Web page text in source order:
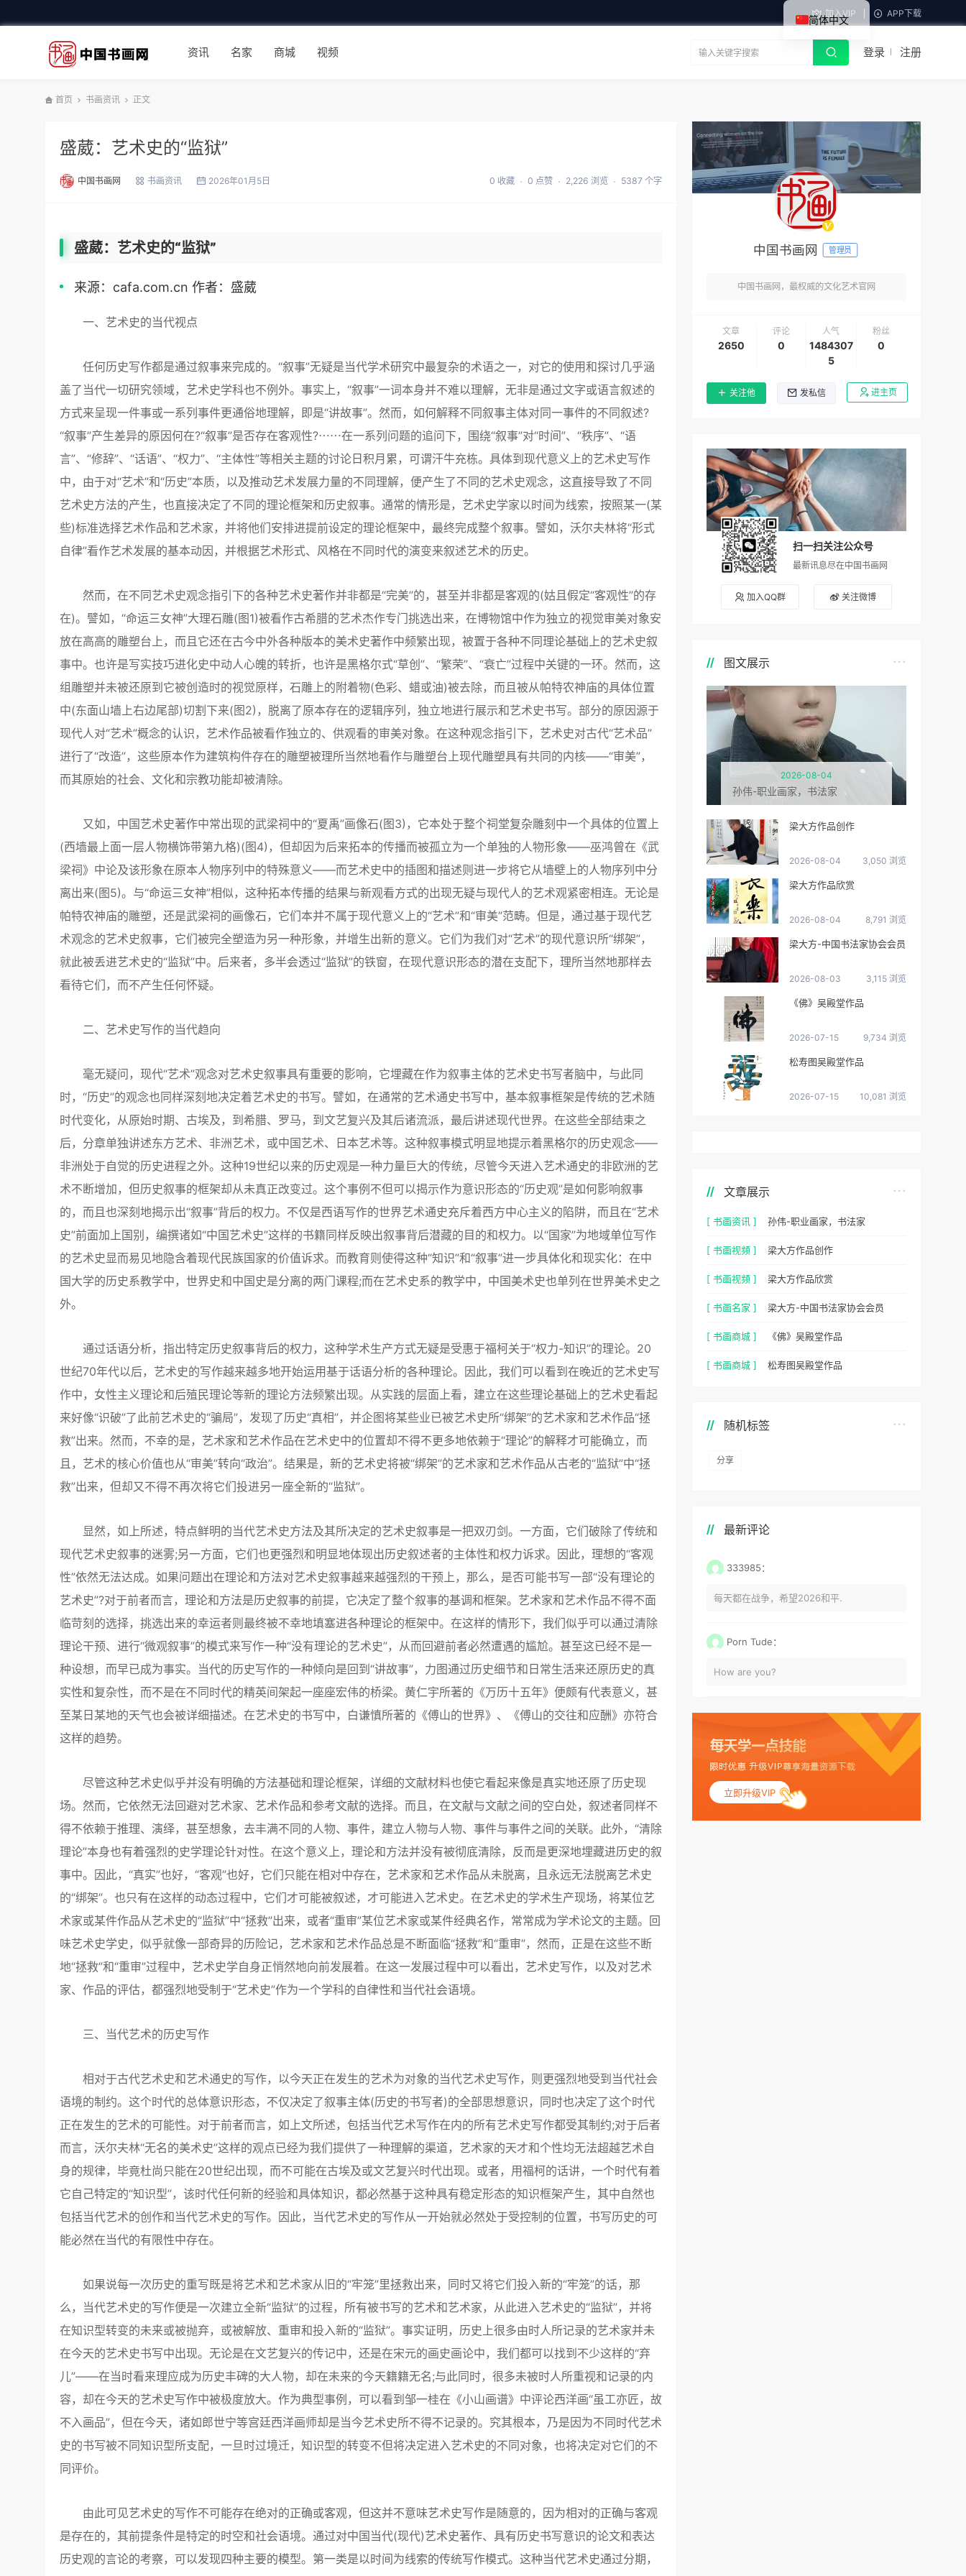
加入VIP APP下载
资讯 名家 商城 视频 登录 注册
首页 书画资讯 正文
盛葳：艺术史的“监狱”
中国书画网 书画资讯 2026年01月5日 0 收藏 0 点赞 2,226 浏览 5387 个字
盛葳：艺术史的“监狱”
来源：cafa.com.cn 作者：盛葳
一、艺术史的当代视点
任何历史写作都是通过叙事来完成的。“叙事”无疑是当代学术研究中最复杂的术语之一，对它的使用和探讨几乎涵
盖了当代一切研究领域，艺术史学科也不例外。事实上，“叙事”一词本身并不难以理解，无非是通过文字或语言叙述的
方式来呈现一件事或一系列事件更通俗地理解，即是“讲故事”。然而，如何解释不同叙事主体对同一事件的不同叙述?
“叙事”产生差异的原因何在?“叙事”是否存在客观性?⋯⋯在一系列问题的追问下，围绕“叙事”对“时间”、“秩序”、“语
言”、“修辞”、“话语”、“权力”、“主体性”等相关主题的讨论日积月累，可谓汗牛充栋。具体到现代意义上的艺术史写作
中，由于对“艺术”和“历史”本质，以及推动艺术发展力量的不同理解，便产生了不同的艺术史观念，这直接导致了不同
艺术史方法的产生，也直接决定了不同的理论框架和历史叙事。通常的情形是，艺术史学家以时间为线索，按照某一(某
些)标准选择艺术作品和艺术家，并将他们安排进提前设定的理论框架中，最终完成整个叙事。譬如，沃尔夫林将“形式
自律”看作艺术发展的基本动因，并根据艺术形式、风格在不同时代的演变来叙述艺术的历史。
然而，在不同艺术史观念指引下的各种艺术史著作并非都是“完美”的，甚至并非都是客观的(姑且假定“客观性”的存
在)。譬如，“命运三女神”大理石雕(图1)被看作古希腊的艺术杰作专门挑选出来，在博物馆中作为独立的视觉审美对象安
放在高高的雕塑台上，而且它还在古今中外各种版本的美术史著作中频繁出现，被置于各种不同理论基础上的艺术史叙
事中。也许是写实技巧进化史中动人心魄的转折，也许是黑格尔式“草创”、“繁荣”、“衰亡”过程中关键的一环。然而，这
组雕塑并未被还原到它被创造时的视觉原样，石雕上的附着物(色彩、蜡或油)被去除，而且被从帕特农神庙的具体位置
中(东面山墙上右边尾部)切割下来(图2)，脱离了原本存在的逻辑序列，独立地进行展示和艺术史书写。部分的原因源于
现代人对“艺术”概念的认识，艺术作品被看作独立的、供观看的审美对象。在这种观念指引下，艺术史对古代“艺术品”
进行了“改造”，这些原本作为建筑构件存在的雕塑被理所当然地看作与雕塑台上现代雕塑具有共同的内核——“审美”，
而其原始的社会、文化和宗教功能却被清除。
又如，中国艺术史著作中常出现的武梁祠中的“夏禹”画像石(图3)，它本处于整个祠堂复杂雕刻中一个具体的位置上
(西墙最上面一层人物横饰带第九格)(图4)，但却因为后来拓本的传播而被孤立为一个单独的人物形象——巫鸿曾在《武
梁祠》中论及该形象在原本人物序列中的特殊意义——而艺术史中的插图和描述则进一步将它从墙壁上的人物序列中分
离出来(图5)。与“命运三女神”相似，这种拓本传播的结果与新观看方式的出现无疑与现代人的艺术观紧密相连。无论是
帕特农神庙的雕塑，还是武梁祠的画像石，它们本并不属于现代意义上的“艺术”和“审美”范畴。但是，通过基于现代艺
术观念的艺术史叙事，它们被完全塑造为另一种形象，并增生出新的意义。它们为我们对“艺术”的现代意识所“绑架”，
就此被丢进艺术史的“监狱”中。后来者，多半会透过“监狱”的铁窗，在现代意识形态的潜在支配下，理所当然地那样去
看待它们，而不产生任何怀疑。
二、艺术史写作的当代趋向
毫无疑问，现代“艺术”观念对艺术史叙事具有重要的影响，它埋藏在作为叙事主体的艺术史书写者脑中，与此同
时，“历史”的观念也同样深刻地决定着艺术史的书写。譬如，在通常的艺术通史书写中，基本叙事框架是传统的艺术随
时代变化，从原始时期、古埃及，到希腊、罗马，到文艺复兴及其后诸流派，最后讲述现代世界。在这些全部结束之
后，分章单独讲述东方艺术、非洲艺术，或中国艺术、日本艺术等。这种叙事模式明显地提示着黑格尔的历史观念——
非洲处于自觉的历史进程之外。这种19世纪以来的历史观是一种力量巨大的传统，尽管今天进入艺术通史的非欧洲的艺
术不断增加，但历史叙事的框架却从未真正改变过。这个事例不但可以揭示作为意识形态的“历史观”是如何影响叙事
的，而且也深刻地揭示出“叙事”背后的权力。不仅是西语写作的世界艺术通史充斥着西方中心主义的陷阱，而且在“艺术
史”前面加上国别，编撰诸如“中国艺术史”这样的书籍同样反映出叙事背后潜藏的目的和权力。以“国家”为地域单位写作
的艺术史显而易见地隐含着现代民族国家的价值诉求。而教育则使得这种“知识”和“叙事”进一步具体化和现实化：在中
国大学的历史系教学中，世界史和中国史是分离的两门课程;而在艺术史系的教学中，中国美术史也单列在世界美术史之
外。
通过话语分析，指出特定历史叙事背后的权力，这种学术生产方式无疑是受惠于福柯关于“权力-知识”的理论。20
世纪70年代以后，艺术史的写作越来越多地开始运用基于话语分析的各种理论。因此，我们可以看到在晚近的艺术史写
作中，女性主义理论和后殖民理论等新的理论方法频繁出现。从实践的层面上看，建立在这些理论基础上的艺术史看起
来好像“识破”了此前艺术史的“骗局”，发现了历史“真相”，并企图将某些业已被艺术史所“绑架”的艺术家和艺术作品“拯
救”出来。然而，不幸的是，艺术家和艺术作品在艺术史中的位置却不得不更多地依赖于“理论”的解释才可能确立，而
且，艺术的核心价值也从“审美”转向“政治”。结果是，新的艺术史将被“绑架”的艺术家和艺术作品从古老的“监狱”中“拯
救”出来，但却又不得不再次将它们投进另一座全新的“监狱”。
显然，如上所述，特点鲜明的当代艺术史方法及其所决定的艺术史叙事是一把双刃剑。一方面，它们破除了传统和
现代艺术史叙事的迷雾;另一方面，它们也更强烈和明显地体现出历史叙述者的主体性和权力诉求。因此，理想的“客观
性”依然无法达成。如果问题出在理论和方法对艺术史叙事越来越强烈的干预上，那么，是否可能书写一部“没有理论的
艺术史”?对于前者而言，理论和方法是历史叙事的前提，它决定了整个叙事的基调和框架。艺术家和艺术作品不得不面
临苛刻的选择，挑选出来的幸运者则最终被不幸地填塞进各种理论的框架中。在这样的情形下，我们似乎可以通过清除
理论干预、进行“微观叙事”的模式来写作一种“没有理论的艺术史”，从而回避前者必然遭遇的尴尬。甚至这已经不是一
种设想，而早已成为事实。当代的历史写作的一种倾向是回到“讲故事”，力图通过历史细节和日常生活来还原历史的真
实性和复杂性，而不是在不同时代的精英间架起一座座宏伟的桥梁。黄仁宇所著的《万历十五年》便颇有代表意义，甚
至某日某地的天气也会被详细描述。在艺术史的书写中，白谦慎所著的《傅山的世界》、《傅山的交往和应酬》亦符合
这样的趋势。
尽管这种艺术史似乎并没有明确的方法基础和理论框架，详细的文献材料也使它看起来像是真实地还原了历史现
场。然而，它依然无法回避对艺术家、艺术作品和参考文献的选择。而且，在文献与文献之间的空白处，叙述者同样不
得不依赖于推理、演绎，甚至想象，去丰满不同的人物、事件，建立人物与人物、事件与事件之间的关联。此外，“清除
理论”本身也有着强烈的史学理论针对性。在这个意义上，理论和方法并没有被彻底清除，反而是更深地埋藏进历史的叙
事中。因此，“真实”也好，“客观”也好，它们只能在相对中存在，艺术家和艺术作品从未脱离，且永远无法脱离艺术史
的“绑架”。也只有在这样的动态过程中，它们才可能被叙述，才可能进入艺术史。在艺术史的学术生产现场，将某位艺
术家或某件作品从艺术史的“监狱”中“拯救”出来，或者“重审”某位艺术家或某件经典名作，常常成为学术论文的主题。回
味艺术史学史，似乎就像一部奇异的历险记，艺术家和艺术作品总是不断面临“拯救”和“重审”，然而，正是在这些不断
地“拯救”和“重审”过程中，艺术史学自身正悄然地向前发展着。在这一发展过程中可以看出，艺术史写作，以及对艺术
家、作品的评估，都强烈地受制于“艺术史”作为一个学科的自律性和当代社会语境。
三、当代艺术的历史写作
相对于古代艺术史和艺术通史的写作，以今天正在发生的艺术为对象的当代艺术史写作，则更强烈地受到当代社会
语境的制约。这个时代的总体意识形态，不仅决定了叙事主体(历史的书写者)的全部思想意识，同时也决定了这个时代
正在发生的艺术的可能性。对于前者而言，如上文所述，包括当代艺术写作在内的所有艺术史写作都受其制约;对于后者
而言，沃尔夫林“无名的美术史”这样的观点已经为我们提供了一种理解的渠道，艺术家的天才和个性均无法超越艺术自
身的规律，毕竟杜尚只能在20世纪出现，而不可能在古埃及或文艺复兴时代出现。或者，用福柯的话讲，一个时代有着
它自己特定的“知识型”，该时代任何新的经验和具体知识，都必然基于这种具有稳定形态的知识框架产生，其中自然也
包括当代艺术的创作和当代艺术史的写作。因此，当代艺术史的写作从一开始就必然处于受控制的位置，书写历史的可
能必然在当代的有限性中存在。
如果说每一次历史的重写既是将艺术和艺术家从旧的“牢笼”里拯救出来，同时又将它们投入新的“牢笼”的话，那
么，当代艺术史的写作便是一次建立全新“监狱”的过程，所有被书写的艺术和艺术家，从此进入艺术史的“监狱”，并将
在知识型转变的未来或被抛弃，或被解放、重审和投入新的“监狱”。事实证明，历史上很多由时人所记录的艺术家并未
在今天的艺术史书写中出现。无论是在文艺复兴的传记中，还是在宋元的画史画论中，我们都可以找到不少这样的“弃
儿”——在当时看来理应成为历史丰碑的大人物，却在未来的今天籍籍无名;与此同时，很多未被时人所重视和记录的内
容，却在今天的艺术史写作中被极度放大。作为典型事例，可以看到邹一桂在《小山画谱》中评论西洋画“虽工亦匠，故
不入画品”，但在今天，诸如郎世宁等宫廷西洋画师却是当今艺术史所不得不记录的。究其根本，乃是因为不同时代艺术
史的书写被不同知识型所支配，一旦时过境迁，知识型的转变不但将决定进入艺术史的不同对象，也将决定对它们的不
同评价。
由此可见艺术史的写作不可能存在绝对的正确或客观，但这并不意味艺术史写作是随意的，因为相对的正确与客观
是存在的，其前提条件是特定的时空和社会语境。通过对中国当代(现代)艺术史著作、具有历史书写意识的论文和表达
历史观的言论的考察，可以发现四种主要的模型。第一类是以时间为线索的传统写作模式。这种当代艺术史通过分期，
中国书画网 管理员
中国书画网，最权威的文化艺术官网
文章
2650
评论
0
人气
1484307
5
粉丝
0
关注他 发私信 进主页
扫一扫关注公众号
最新讯息尽在中国书画网
加入QQ群 关注微博
图文展示
2026-08-04
孙伟-职业画家，书法家
梁大方作品创作
2026-08-04 3,050 浏览
梁大方作品欣赏
2026-08-04 8,791 浏览
梁大方-中国书法家协会会员
2026-08-03 3,115 浏览
《佛》吴殿堂作品
2026-07-15 9,734 浏览
松寿图吴殿堂作品
2026-07-15 10,081 浏览
文章展示
[ 书画资讯 ] 孙伟-职业画家，书法家
[ 书画视频 ] 梁大方作品创作
[ 书画视频 ] 梁大方作品欣赏
[ 书画名家 ] 梁大方-中国书法家协会会员
[ 书画商城 ] 《佛》吴殿堂作品
[ 书画商城 ] 松寿图吴殿堂作品
随机标签
分享
最新评论
333985：
每天都在战争，希望2026和平.
Porn Tude：
How are you?
立即升级VIP
简体中文